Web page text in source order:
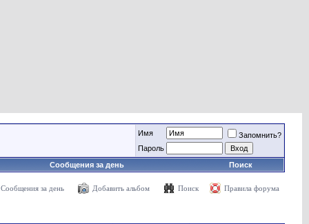
Имя
Запомнить?
Пароль
Сообщения за день Поиск
Сообщения за день Добавить альбом Поиск Правила форума